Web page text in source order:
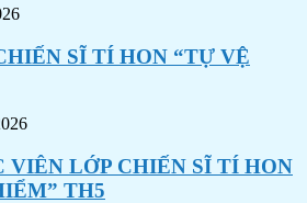
SĨ TÍ HON “TỰ VỆ
VIÊN LỚP CHIẾN SĨ TÍ HON
TH5